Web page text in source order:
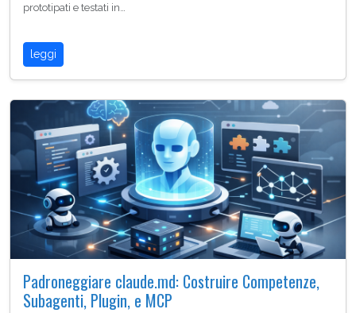
prototipati e testati in…
leggi
Padroneggiare claude.md: Costruire Competenze,
Subagenti, Plugin, e MCP